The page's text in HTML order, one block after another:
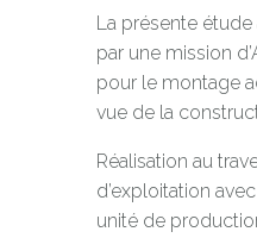
La présente
par une mission
pour le montage
vue de la
Réalisation au
d’exploitation
unité de